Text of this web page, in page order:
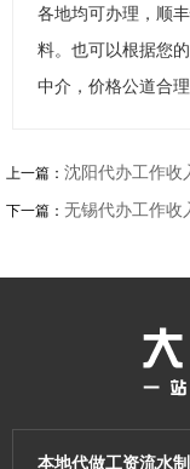
各地均可办理，顺
料。也可以根据您
中介，价格公道合理
上一篇： 沈阳代办工作收
下一篇： 无锡代办工作收
本地代做工资流水